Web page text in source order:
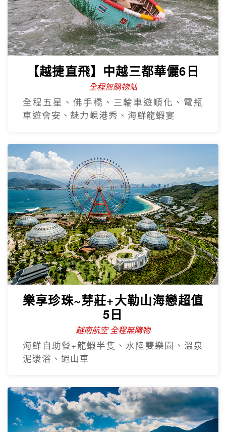
【越捷直飛】中越三都華儷6日
全程無購物站
全程五星、佛手橋、三輪車遊順化、電瓶
車遊會安、魅力峴港秀、海鮮龍蝦宴
樂享珍珠~芽莊+大勒山海戀超值
5日
越南航空 全程無購物
海鮮自助餐+龍蝦半隻、水陸雙樂園、溫泉
泥漿浴、過山車